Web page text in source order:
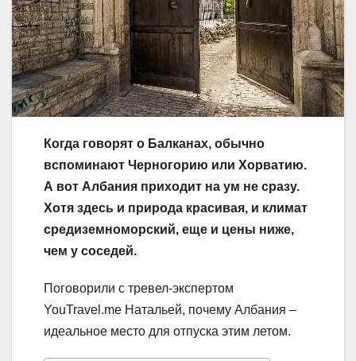
Когда говорят о Балканах, обычно
вспоминают Черногорию или Хорватию.
А вот Албания приходит на ум не сразу.
Хотя здесь и природа красивая, и климат
средиземноморский, еще и цены ниже,
чем у соседей.
Поговорили с тревел-экспертом
YouTravel.me Натальей, почему Албания –
идеальное место для отпуска этим летом.